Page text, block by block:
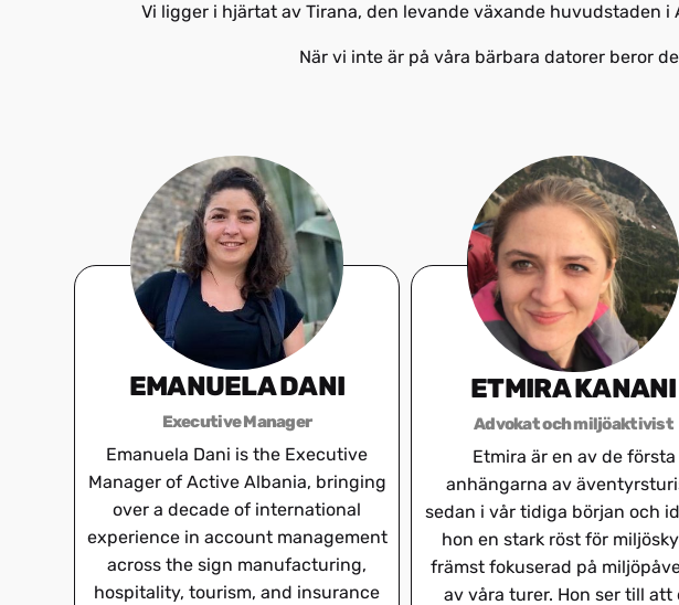
HE
UK
Vi ligger i hjärtat av Tirana, den levande växande huvudstaden
När vi inte är på våra bärbara datorer beror
EMANUELA DANI
Executive Manager
Emanuela Dani is the Executive
Manager of Active Albania, bringing
over a decade of international
experience in account management
across the sign manufacturing,
hospitality, tourism, and insurance
ETMIRA KANANI
Advokat och miljöaktivist
Etmira är en av de första
anhängarna av
sedan i vår tidiga början och
hon en stark röst för
främst fokuserad på
av våra turer. Hon ser till att